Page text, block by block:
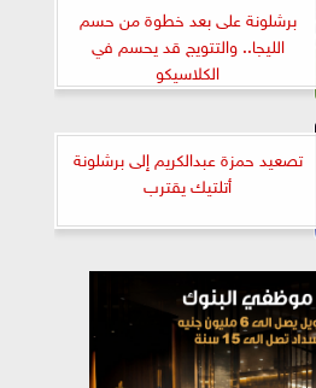
برشلونة على بعد خطوة من حسم
الليجا.. والتتويج قد يحسم في
الكلاسيكو
تصعيد حمزة عبدالكريم إلى برشلونة
أتلتيك يقترب